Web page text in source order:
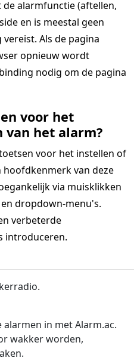
alarmfunctie (aftellen,
en is meestal geen
Als de pagina
opnieuw wordt
nodig om de pagina
voor het
van het alarm?
voor het instellen of
van deze
via muisklikken
dropdown-menu's.
verbeterde
introduceren.
in met Alarm.ac.
wakker worden,